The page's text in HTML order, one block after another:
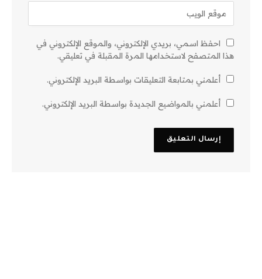
احفظ اسمي، بريدي الإلكتروني، والموقع الإلكتروني في
هذا المتصفح لاستخدامها المرة المقبلة في تعليقي.
أعلمني بمتابعة التعليقات بواسطة البريد الإلكتروني.
أعلمني بالمواضيع الجديدة بواسطة البريد الإلكتروني.